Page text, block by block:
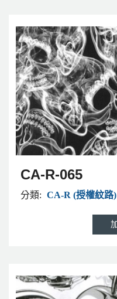
CA-R-065
分類: CA-R (授權紋路)